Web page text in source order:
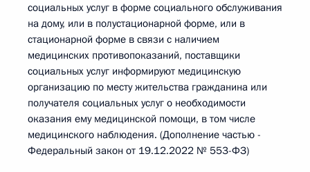
социальных услуг в форме социального обслуживания
на дому, или в полустационарной форме, или в
стационарной форме в связи с наличием
медицинских противопоказаний, поставщики
социальных услуг информируют медицинскую
организацию по месту жительства гражданина или
получателя социальных услуг о необходимости
оказания ему медицинской помощи, в том числе
медицинского наблюдения. (Дополнение частью -
Федеральный закон от 19.12.2022 № 553-ФЗ)